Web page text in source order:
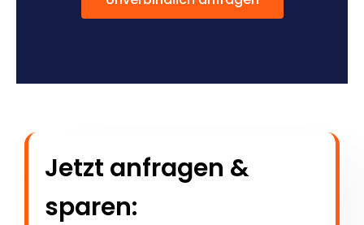
Jetzt anfragen &
sparen: